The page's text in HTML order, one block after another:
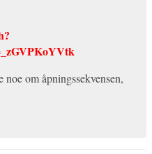
om åpningssekvensen,